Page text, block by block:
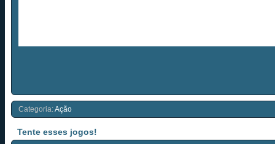
Categoria:Ação
Tente esses jogos!